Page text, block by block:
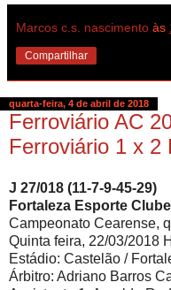
Marcos c.s. nascimento às
Compartilhar
quarta-feira, 4 de abril de 2018
Ferroviário AC
Ferroviário 1 x 2
J 27/018 (11-7-9-45-29)
Fortaleza Esporte
Campeonato Cearense,
Quinta feira, 22/03/2018
Estádio: Castelão /
Árbitro: Adriano Barros